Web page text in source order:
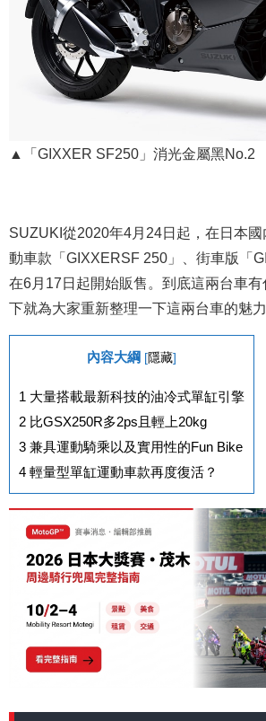
▲「GIXXER SF250」消光金屬黑No.2
SUZUKI從2020年4月24日起，在日本
動車款「GIXXERSF 250」、街車版「
在6月17日起開始販售。到底這兩台車
下就為大家重新整理一下這兩台車的魅力
內容大綱 [隱藏]
1 大量搭載最新科技的油冷式單缸引擎
2 比GSX250R多2ps且輕上20kg
3 兼具運動騎乘以及實用性的Fun Bike
4 輕量型單缸運動車款再度復活？